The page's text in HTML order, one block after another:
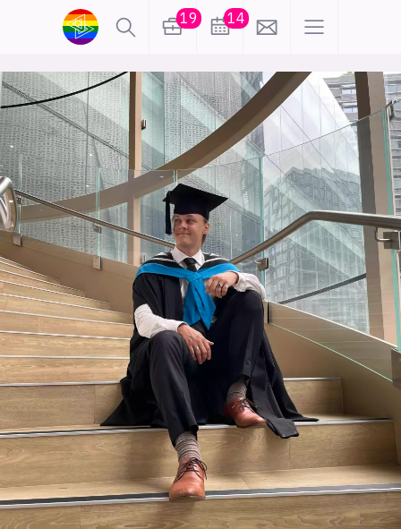
19 14
lønn
KI
karriere
meninger
utdanning sikkerhet
kontor
frontend
backend
apputvikling
devops
IoT
design
tilgjengelighet
ukas koder
inn/ut
hobby
lys modus
mørk modus